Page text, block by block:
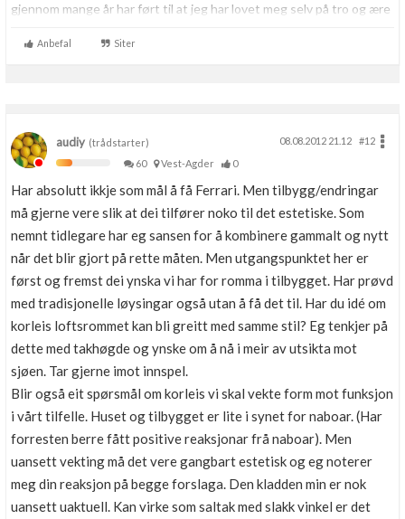
gjennom mange år har ført til at jeg har lovet meg selv på tro og ære
Aldri.Anbefal Siter
audiy (trådstarter) 08.08.2012 21.12
#12
60
Vest-Agder 0
Har absolutt ikkje som mål å få Ferrari. Men tilbygg/endringar
må gjerne vere slik at dei tilfører noko til det estetiske. Som
nemnt tidlegare har eg sansen for å kombinere gammalt og nytt
når det blir gjort på rette måten. Men utgangspunktet her er
først og fremst dei ynska vi har for romma i tilbygget. Har prøvd
med tradisjonelle løysingar også utan å få det til. Har du idé om
korleis loftsrommet kan bli greitt med samme stil? Eg tenkjer på
dette med takhøgde og ynske om å nå i meir av utsikta mot
sjøen. Tar gjerne imot innspel.
Blir også eit spørsmål om korleis vi skal vekte form mot funksjon
i vårt tilfelle. Huset og tilbygget er lite i synet for naboar. (Har
forresten berre fått positive reaksjonar frå naboar). Men
uansett vekting må det vere gangbart estetisk og eg noterer
meg din reaksjon på begge forslaga. Den kladden min er nok
uansett uaktuell. Kan virke som saltak med slakk vinkel er det